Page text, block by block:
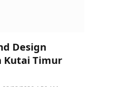
Design
Kutai Timur